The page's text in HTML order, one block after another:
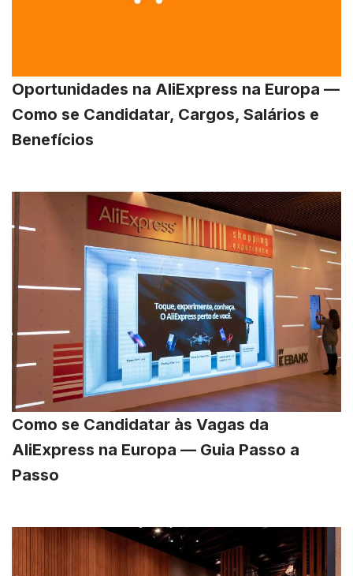
Oportunidades na AliExpress na Europa —
Como se Candidatar, Cargos, Salários e
Benefícios
Como se Candidatar às Vagas da
AliExpress na Europa — Guia Passo a
Passo